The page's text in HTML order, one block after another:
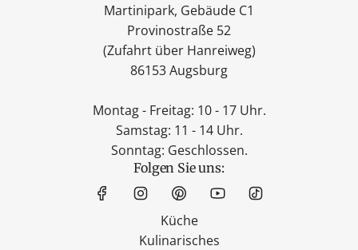
Martinipark, Gebäude C1
Provinostraße 52
(Zufahrt über Hanreiweg)
86153 Augsburg
Montag - Freitag: 10 - 17 Uhr.
Samstag: 11 - 14 Uhr.
Sonntag: Geschlossen.
Folgen Sie uns:
Küche
Kulinarisches